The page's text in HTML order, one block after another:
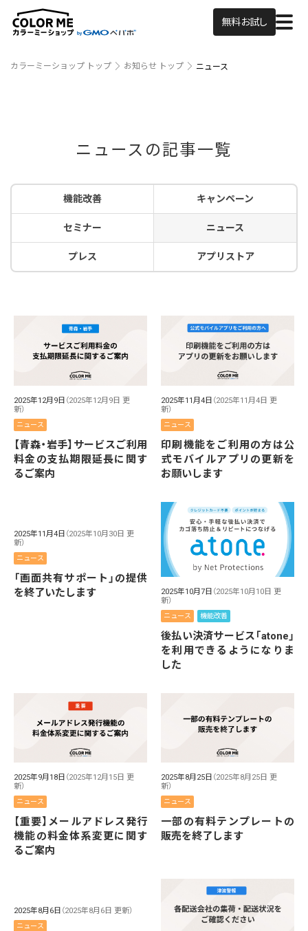
無料お試し
カラーミーショップ トップ お知らせ トップ ニュース
ニュースの記事一覧
機能改善 キャンペーン
セミナー ニュース
プレス アプリストア
2025年12月9日 （2025年12月9日 更
新）
ニュース
【青森・岩手】サービスご利用
料金の支払期限延長に関す
るご案内
2025年11月4日 （2025年11月4日 更
新）
ニュース
印刷機能をご利用の方は公
式モバイルアプリの更新を
お願いします
2025年11月4日 （2025年10月30日 更
新）
ニュース
「画面共有サポート」の提供
を終了いたします
2025年10月7日 （2025年10月10日 更
新）
ニュース 機能改善
後払い決済サービス「atone」
を利用できるようになりま
した
2025年9月18日 （2025年12月15日 更
新）
ニュース
【重要】メールアドレス発行
機能の料金体系変更に関す
るご案内
2025年8月25日 （2025年8月25日 更
新）
ニュース
一部の有料テンプレートの
販売を終了します
2025年8月6日 （2025年8月6日 更新）
ニュース